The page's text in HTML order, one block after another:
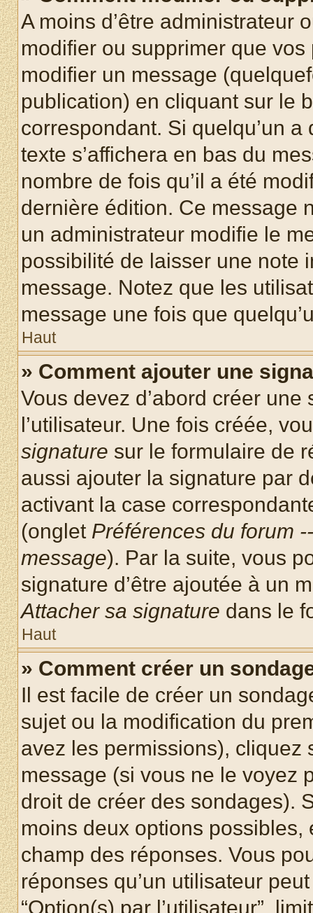
A moins d’être administrateur
modifier ou supprimer que
modifier un message
publication) en cliquant sur le
correspondant. Si quelqu’un
texte s’affichera en bas du
nombre de fois qu’il a été
dernière édition. Ce message
un administrateur modifie le
possibilité de laisser une note
message. Notez que les
message une fois que
Haut
» Comment ajouter une
Vous devez d’abord créer
l’utilisateur. Une fois créée,
signature sur le formulaire de
aussi ajouter la signature par
activant la case
(onglet Préférences du forum
message). Par la suite, vous
signature d’être ajoutée à un
Attacher sa signature dans le
Haut
» Comment créer un
Il est facile de créer un
sujet ou la modification du
avez les permissions), cliquez
message (si vous ne le voyez
droit de créer des sondages).
moins deux options
champ des réponses. Vous
réponses qu’un utilisateur
“Option(s) par l’utilisateur”,